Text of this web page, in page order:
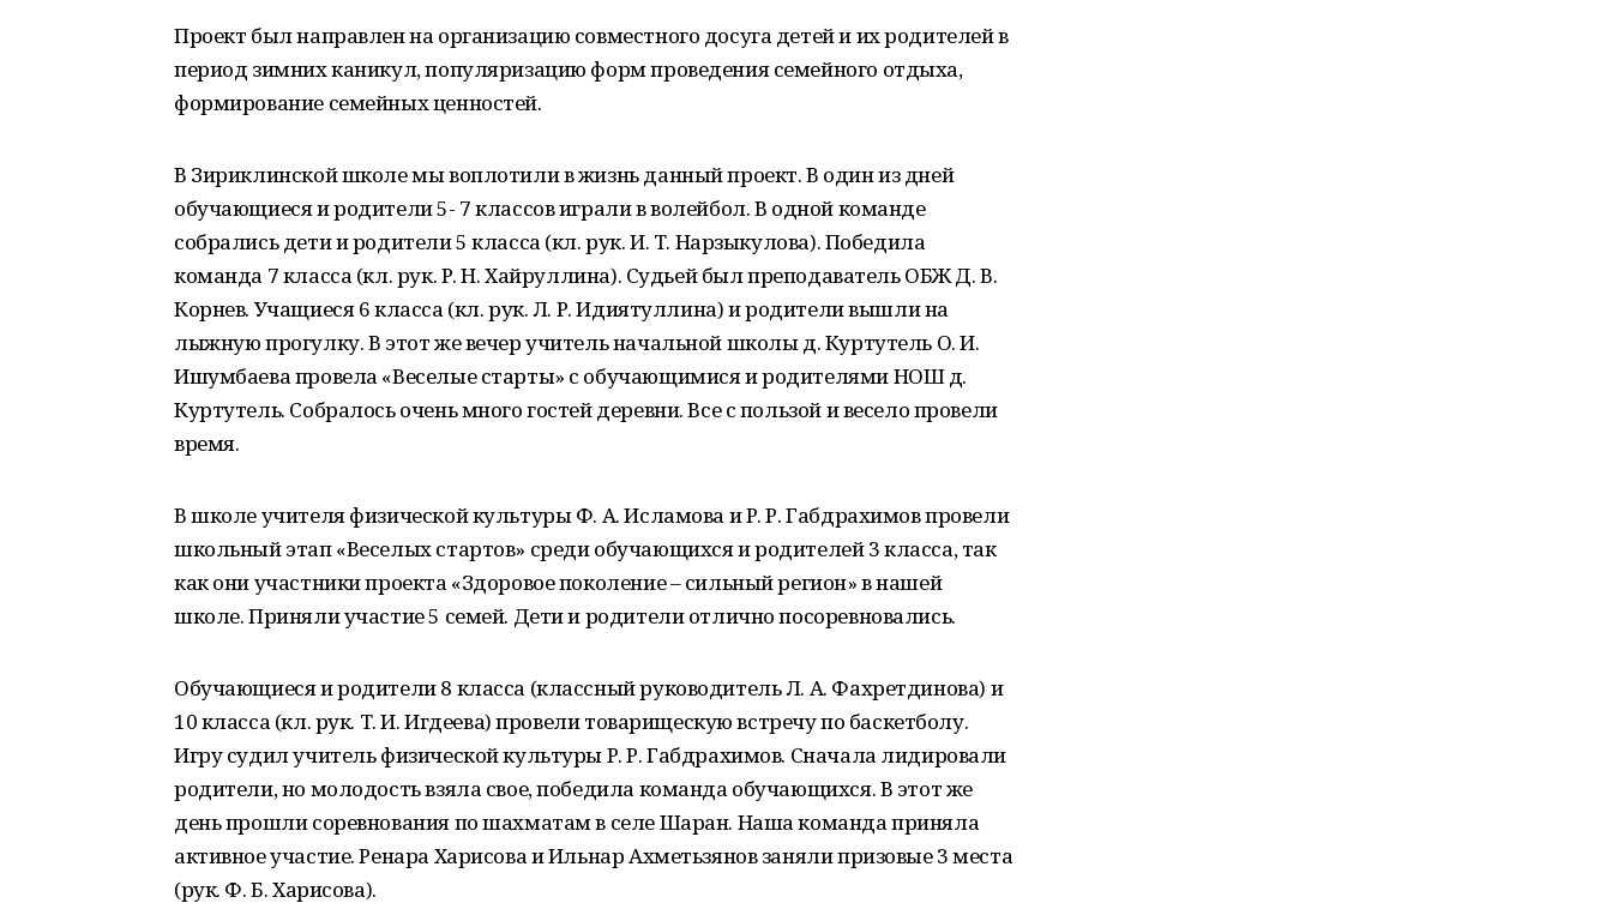
Проект был направлен на организацию совместного досуга детей и их родителей в
период зимних каникул, популяризацию форм проведения семейного отдыха,
формирование семейных ценностей.
В Зириклинской школе мы воплотили в жизнь данный проект. В один из дней
обучающиеся и родители 5- 7 классов играли в волейбол. В одной команде
собрались дети и родители 5 класса (кл. рук. И. Т. Нарзыкулова). Победила
команда 7 класса (кл. рук. Р. Н. Хайруллина). Судьей был преподаватель ОБЖ Д. В.
Корнев. Учащиеся 6 класса (кл. рук. Л. Р. Идиятуллина) и родители вышли на
лыжную прогулку. В этот же вечер учитель начальной школы д. Куртутель О. И.
Ишумбаева провела «Веселые старты» с обучающимися и родителями НОШ д.
Куртутель. Собралось очень много гостей деревни. Все с пользой и весело провели
время.
В школе учителя физической культуры Ф. А. Исламова и Р. Р. Габдрахимов провели
школьный этап «Веселых стартов» среди обучающихся и родителей 3 класса, так
как они участники проекта «Здоровое поколение – сильный регион» в нашей
школе. Приняли участие 5 семей. Дети и родители отлично посоревновались.
Обучающиеся и родители 8 класса (классный руководитель Л. А. Фахретдинова) и
10 класса (кл. рук. Т. И. Игдеева) провели товарищескую встречу по баскетболу.
Игру судил учитель физической культуры Р. Р. Габдрахимов. Сначала лидировали
родители, но молодость взяла свое, победила команда обучающихся. В этот же
день прошли соревнования по шахматам в селе Шаран. Наша команда приняла
активное участие. Ренара Харисова и Ильнар Ахметьзянов заняли призовые 3 места
(рук. Ф. Б. Харисова).